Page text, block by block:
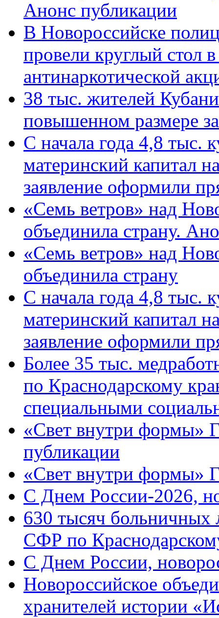
Анонс публикации
В Новороссийске
провели круглый стол
антинаркотической
38 тыс. жителей
повышенном размере
С начала года 4,8 тыс.
материнский капитал
заявление оформили
«Семь ветров» над
объединила страну.
«Семь ветров» над
объединила страну
С начала года 4,8 тыс.
материнский капитал
заявление оформили
Более 35 тыс.
по Краснодарскому
специальными
«Свет внутри формы»
публикации
«Свет внутри формы»
C Днем России-2026,
630 тысяч больничных
СФР по
C Днем России,
Новороссийское
хранителей истории